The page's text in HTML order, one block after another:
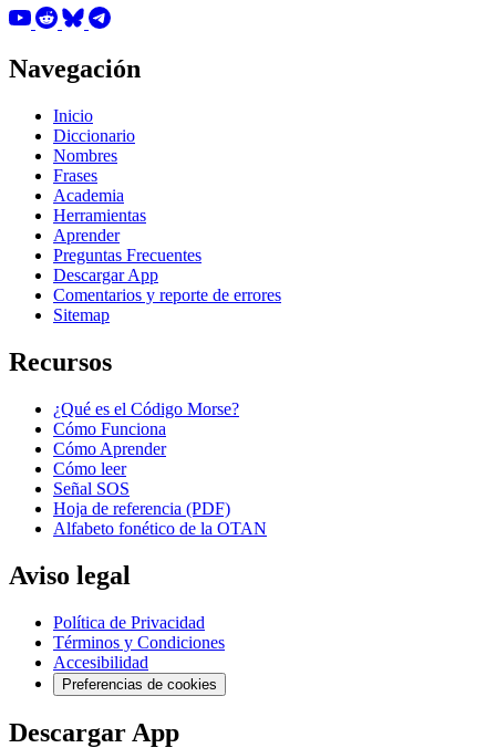
Navegación
Inicio
Diccionario
Nombres
Frases
Academia
Herramientas
Aprender
Preguntas Frecuentes
Descargar App
Comentarios y reporte de errores
Sitemap
Recursos
¿Qué es el Código Morse?
Cómo Funciona
Cómo Aprender
Cómo leer
Señal SOS
Hoja de referencia (PDF)
Alfabeto fonético de la OTAN
Aviso legal
Política de Privacidad
Términos y Condiciones
Accesibilidad
Preferencias de cookies
Descargar App